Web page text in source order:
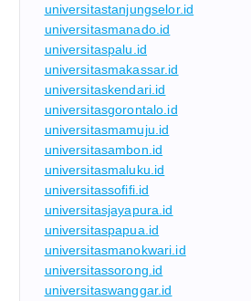
universitastanjungselor.id
universitasmanado.id
universitaspalu.id
universitasmakassar.id
universitaskendari.id
universitasgorontalo.id
universitasmamuju.id
universitasambon.id
universitasmaluku.id
universitassofifi.id
universitasjayapura.id
universitaspapua.id
universitasmanokwari.id
universitassorong.id
universitaswanggar.id